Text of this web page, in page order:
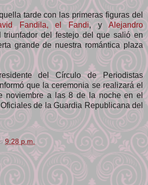
tarde con las primeras figuras del
Fandila, el Fandi, yAlejandro
del festejo del que salió en
grande de nuestra romántica plaza
del Círculo de Periodistas
que la ceremonia se realizará el
noviembre a las 8 de la noche en el
de la Guardia Republicana del
9:28 p.m.